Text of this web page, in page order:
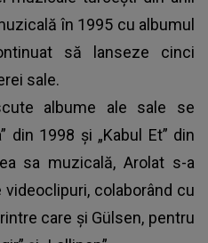
în 1995 cu albumul
să lanseze cinci
sale.
albume ale sale se
din 1998 și „Kabul Et” din
sa muzicală, Arolat s-a
colaborând cu
care și Gülsen, pentru